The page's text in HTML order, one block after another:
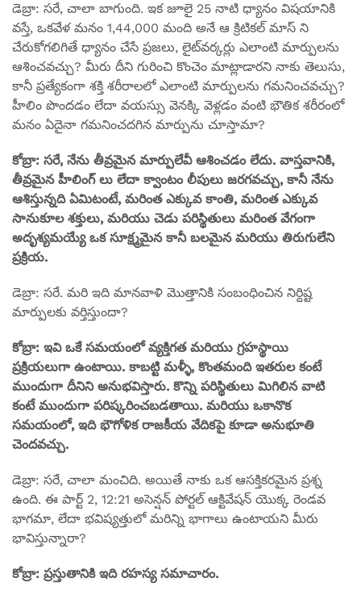
డెబ్రా: సరే, చాలా బాగుంది. ఇక జూలై 25 నాటి ధ్యానం విషయానికి
వస్తే, ఒకవేళ మనం 1,44,000 మంది అనే ఆ క్రిటికల్ మాస్ ని
చేరుకోగలిగితే ధ్యానం చేసే ప్రజలు, లైట్‌వర్కర్లు ఎలాంటి మార్పులను
ఆశించవచ్చు? మీరు దీని గురించి కొంచెం మాట్లాడారని నాకు తెలుసు,
కానీ ప్రత్యేకంగా శక్తి శరీరాలలో ఎలాంటి మార్పులను గమనించవచ్చు?
హీలిం పొందడం లేదా వయస్సు వెనక్కి వెళ్లడం వంటి భౌతిక శరీరంలో
మనం ఏదైనా గమనించదగిన మార్పును చూస్తామా?
కోబ్రా: సరే, నేను తీవ్రమైన మార్పులేవీ ఆశించడం లేదు. వాస్తవానికి,
తీవ్రమైన హీలింగ్ లు లేదా క్వాంటం లీపులు జరగవచ్చు, కానీ నేను
ఆశిస్తున్నది ఏమిటంటే, మరింత ఎక్కువ కాంతి, మరింత ఎక్కువ
సానుకూల శక్తులు, మరియు చెడు పరిస్థితులు మరింత వేగంగా
అదృశ్యమయ్యే ఒక సూక్ష్మమైన కానీ బలమైన మరియు తిరుగులేని
ప్రక్రియ.
డెబ్రా: సరే. మరి ఇది మానవాళి మొత్తానికి సంబంధించిన నిర్దిష్ట
మార్పులకు వర్తిస్తుందా?
కోబ్రా: ఇవి ఒకే సమయంలో వ్యక్తిగత మరియు గ్రహస్థాయి
ప్రక్రియలుగా ఉంటాయి. కాబట్టి మళ్ళీ, కొంతమంది ఇతరుల కంటే
ముందుగా దీనిని అనుభవిస్తారు. కొన్ని పరిస్థితులు మిగిలిన వాటి
కంటే ముందుగా పరిష్కరించబడతాయి. మరియు ఒకానొక
సమయంలో, ఇది భౌగోళిక రాజకీయ వేదికపై కూడా అనుభూతి
చెందవచ్చు.
డెబ్రా: సరే, చాలా మంచిది. అయితే నాకు ఒక ఆసక్తికరమైన ప్రశ్న
ఉంది. ఈ పార్ట్ 2, 12:21 అసెన్షన్ పోర్టల్ ఆక్టివేషన్ యొక్క రెండవ
భాగమా, లేదా భవిష్యత్తులో మరిన్ని భాగాలు ఉంటాయని మీరు
భావిస్తున్నారా?
కోబ్రా: ప్రస్తుతానికి ఇది రహస్య సమాచారం.